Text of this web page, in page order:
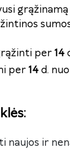
per 14
per14 d.
:
naujos ir